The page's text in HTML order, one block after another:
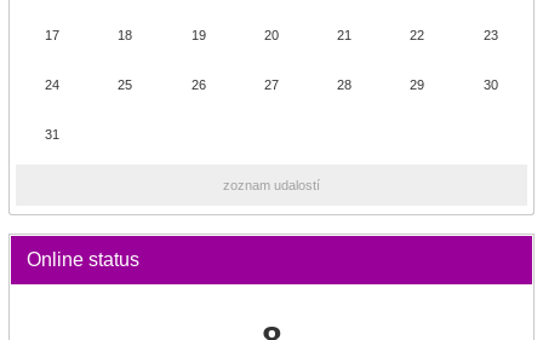
17 18 19 20 21 22 23
24 25 26 27 28 29 30
31
zoznam udalostí
Online status